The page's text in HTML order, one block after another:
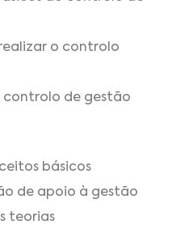
o controlo
controlo de gestão
básicos
de apoio à gestão
teorias